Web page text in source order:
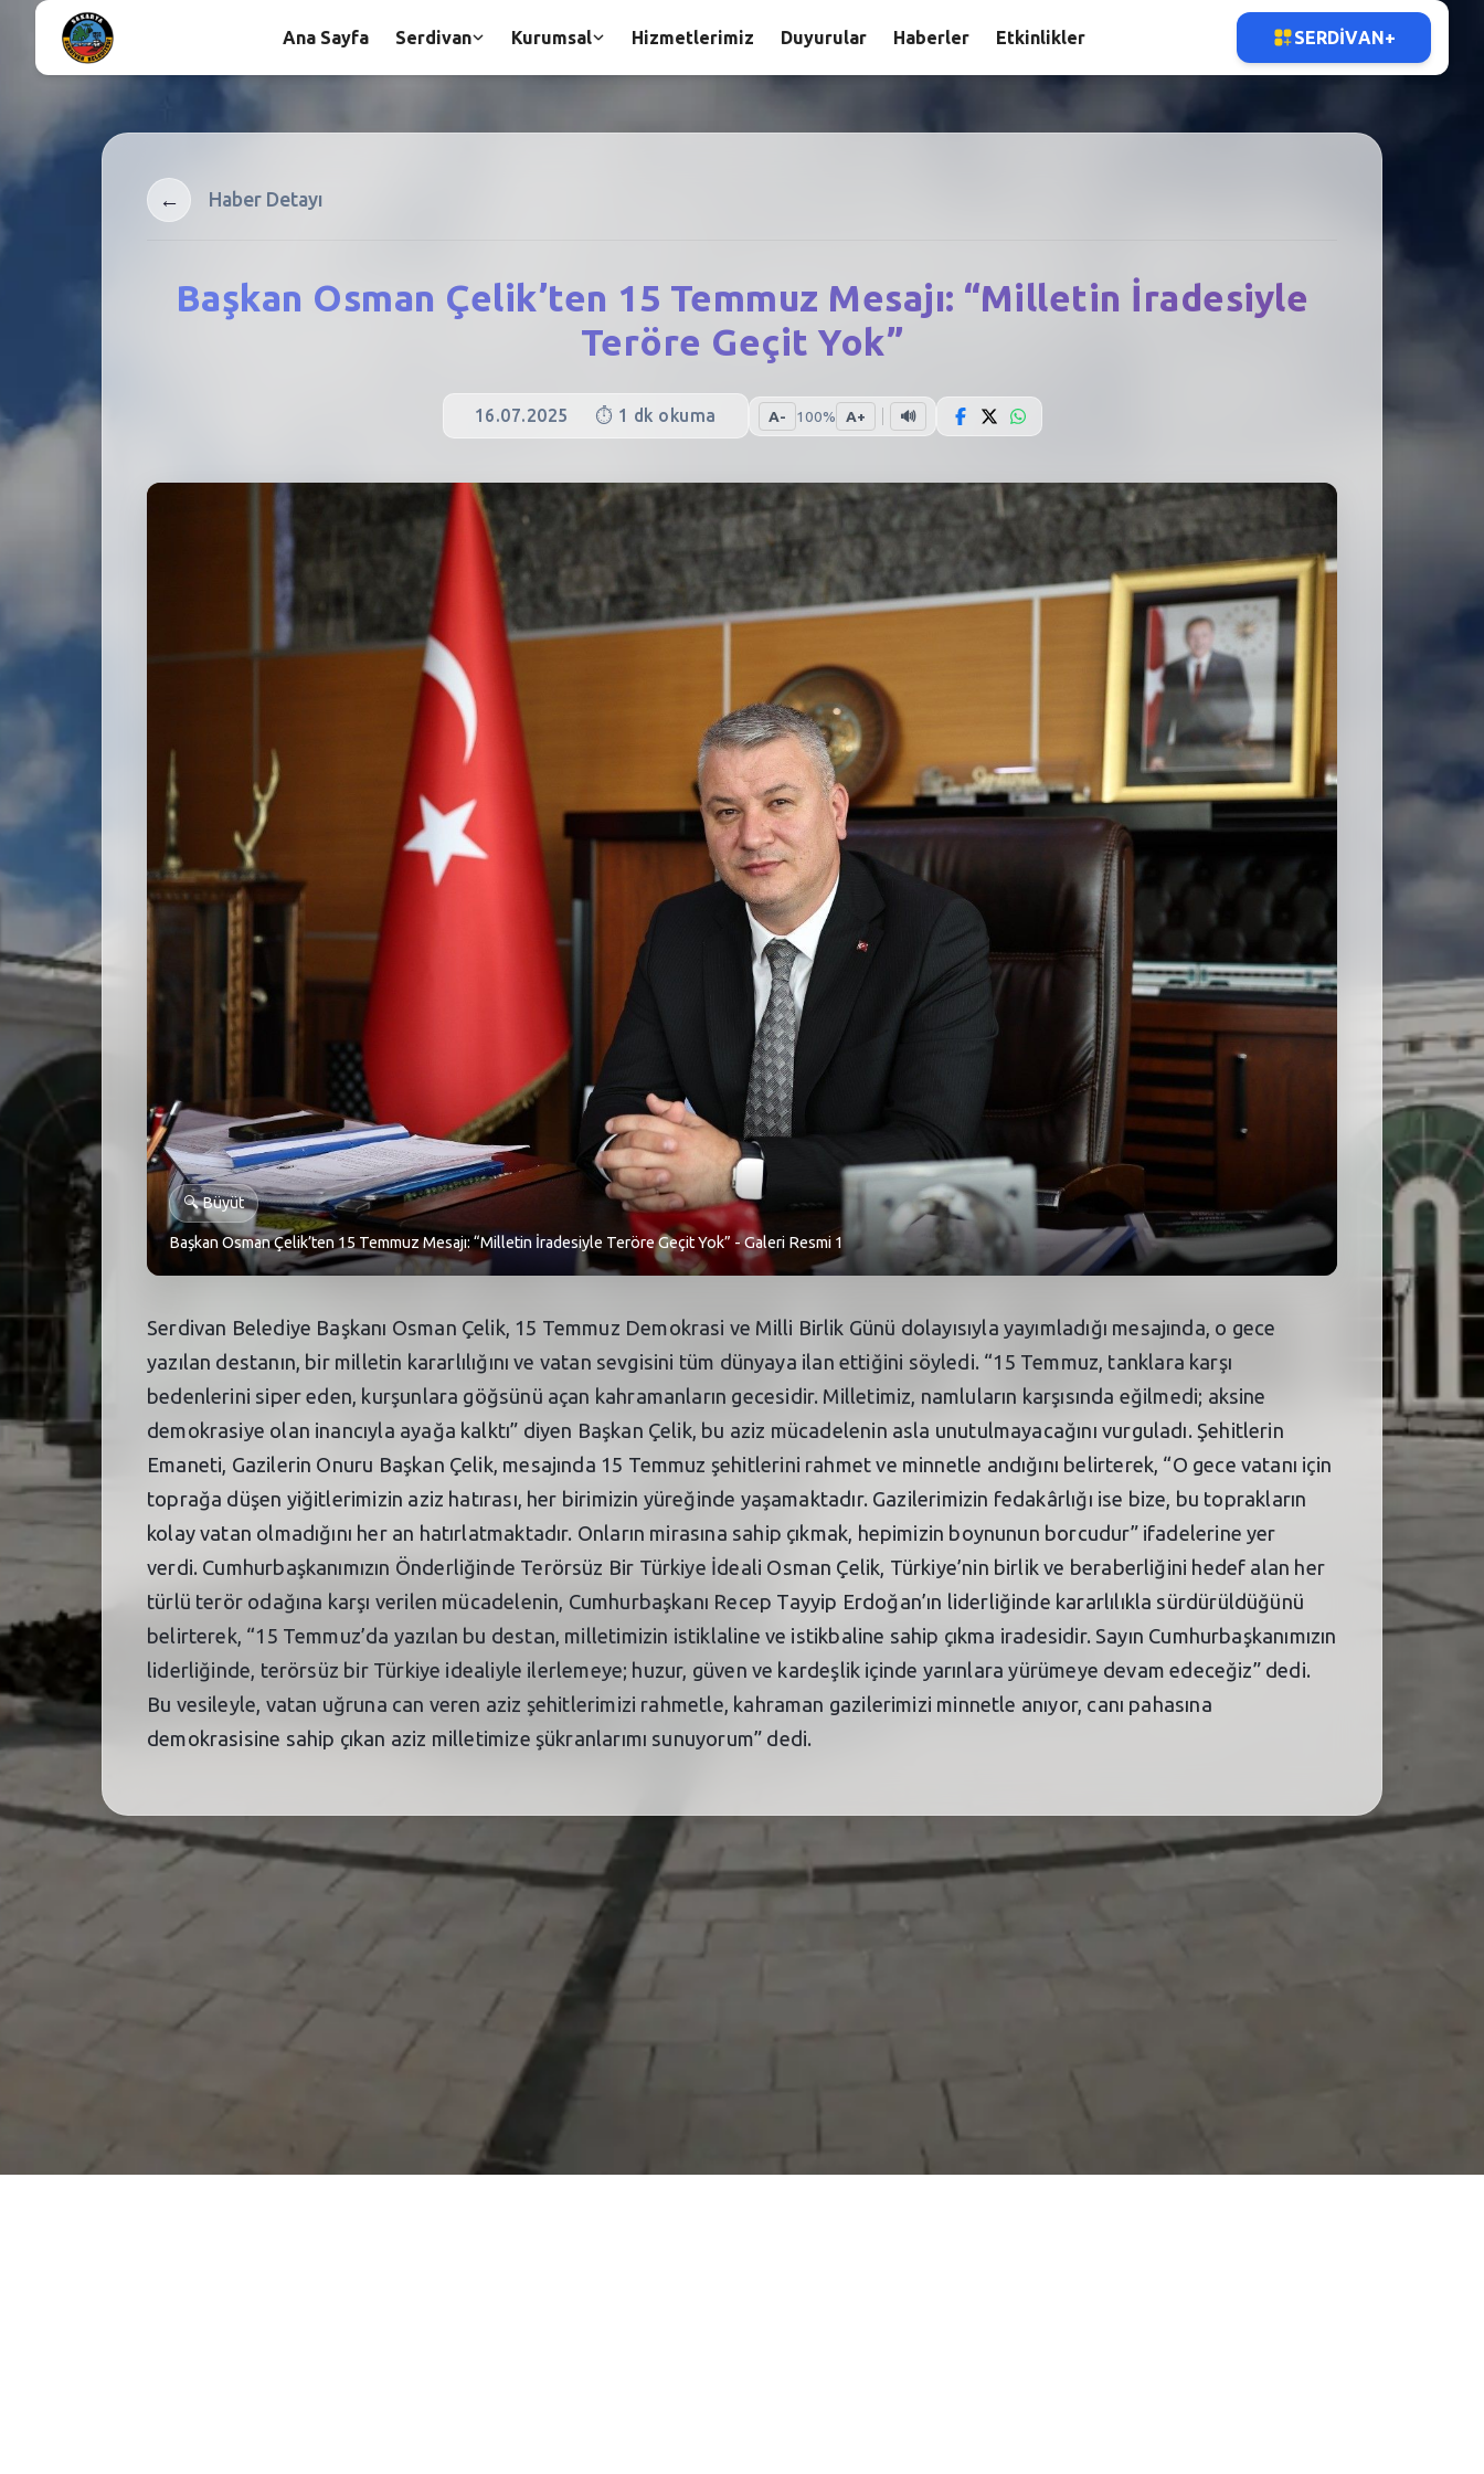
← Haber Detayı
Başkan Osman Çelik’ten 15 Temmuz Mesajı: “Milletin İradesiyle
Teröre Geçit Yok”
16.07.2025 ⏱️ 1 dk okuma A- 100% A+ 🔊
🔍Büyüt
Başkan Osman Çelik’ten 15 Temmuz Mesajı: “Milletin İradesiyle Teröre Geçit Yok” - Galeri Resmi 1
Serdivan Belediye Başkanı Osman Çelik, 15 Temmuz Demokrasi ve Milli Birlik Günü dolayısıyla yayımladığı mesajında, o gece
yazılan destanın, bir milletin kararlılığını ve vatan sevgisini tüm dünyaya ilan ettiğini söyledi. “15 Temmuz, tanklara karşı
bedenlerini siper eden, kurşunlara göğsünü açan kahramanların gecesidir. Milletimiz, namluların karşısında eğilmedi; aksine
demokrasiye olan inancıyla ayağa kalktı” diyen Başkan Çelik, bu aziz mücadelenin asla unutulmayacağını vurguladı. Şehitlerin
Emaneti, Gazilerin Onuru Başkan Çelik, mesajında 15 Temmuz şehitlerini rahmet ve minnetle andığını belirterek, “O gece vatanı için
toprağa düşen yiğitlerimizin aziz hatırası, her birimizin yüreğinde yaşamaktadır. Gazilerimizin fedakârlığı ise bize, bu toprakların
kolay vatan olmadığını her an hatırlatmaktadır. Onların mirasına sahip çıkmak, hepimizin boynunun borcudur” ifadelerine yer
verdi. Cumhurbaşkanımızın Önderliğinde Terörsüz Bir Türkiye İdeali Osman Çelik, Türkiye’nin birlik ve beraberliğini hedef alan her
türlü terör odağına karşı verilen mücadelenin, Cumhurbaşkanı Recep Tayyip Erdoğan’ın liderliğinde kararlılıkla sürdürüldüğünü
belirterek, “15 Temmuz’da yazılan bu destan, milletimizin istiklaline ve istikbaline sahip çıkma iradesidir. Sayın Cumhurbaşkanımızın
liderliğinde, terörsüz bir Türkiye idealiyle ilerlemeye; huzur, güven ve kardeşlik içinde yarınlara yürümeye devam edeceğiz” dedi.
Bu vesileyle, vatan uğruna can veren aziz şehitlerimizi rahmetle, kahraman gazilerimizi minnetle anıyor, canı pahasına
demokrasisine sahip çıkan aziz milletimize şükranlarımı sunuyorum” dedi.
Ana Sayfa Serdivan Kurumsal Hizmetlerimiz Duyurular Haberler Etkinlikler SERDIVAN+